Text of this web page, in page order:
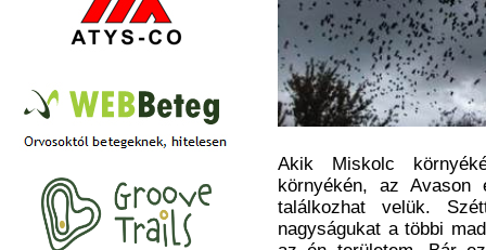
Akik Miskolc
környékén, az
találkozhat velük.
nagyságukat a többi